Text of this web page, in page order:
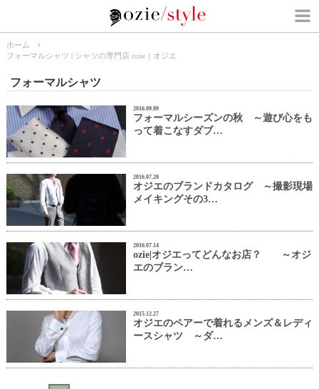
ホーム
フォーマルシャツ | シャツの専門店 ozie｜オジエ
フォーマルシャツ
2016.09.09
フォーマルシーズンの秋 ～遊び心をも
って着こなすダブ…
2016.07.20
オジエのブランドカタログ ～撮影現場
メイキングその3…
2016.07.14
ozie|オジエってどんなお店？ ～オジ
エのブラン…
2015.12.27
オジエのペアーで着れるメンズ＆レディ
ースシャツ ～ダ…